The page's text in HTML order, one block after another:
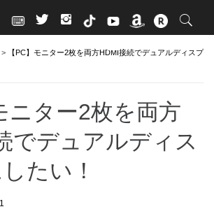
>
【PC】モニター2枚を両方HDMI接続でデュアルディスプ
ニター2枚を両方
でデュアルディス
たい！